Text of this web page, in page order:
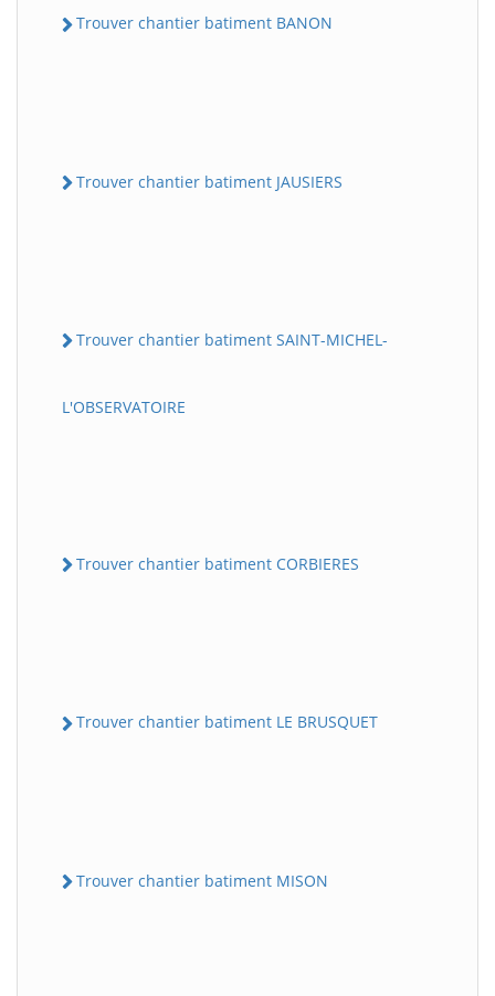
Trouver chantier batiment BANON
Trouver chantier batiment JAUSIERS
Trouver chantier batiment SAINT-MICHEL-
L'OBSERVATOIRE
Trouver chantier batiment CORBIERES
Trouver chantier batiment LE BRUSQUET
Trouver chantier batiment MISON